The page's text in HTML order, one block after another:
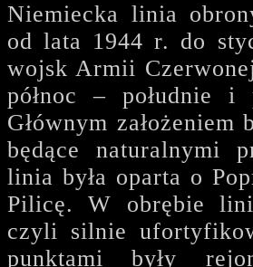
Niemiecka linia
od lata 1944 r. do
wojsk Armii
północ – południe i
Głównym
będące naturalnymi
linia była oparta o
Pilicę. W obrębie
czyli silnie
punktami były